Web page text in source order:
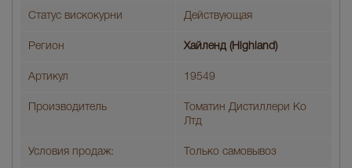
Статус вискокурни Действующая
Регион Хайленд (Highland)
Артикул 19549
Производитель
Томатин Дистиллери Ко
Лтд
Условия продаж: Только самовывоз